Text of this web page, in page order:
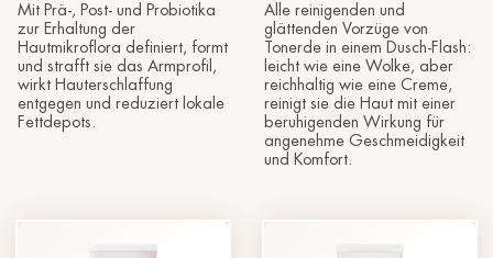
Mit Prä-, Post- und Probiotika
zur Erhaltung der
Hautmikroflora definiert, formt
und strafft sie das Armprofil,
wirkt Hauterschlaffung
entgegen und reduziert lokale
Fettdepots.
Alle reinigenden und
glättenden Vorzüge von
Tonerde in einem Dusch-Flash:
leicht wie eine Wolke, aber
reichhaltig wie eine Creme,
reinigt sie die Haut mit einer
beruhigenden Wirkung für
angenehme Geschmeidigkeit
und Komfort.